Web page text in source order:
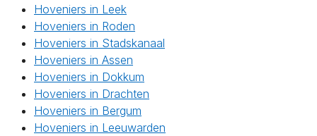
Hoveniers in Leek
Hoveniers in Roden
Hoveniers in Stadskanaal
Hoveniers in Assen
Hoveniers in Dokkum
Hoveniers in Drachten
Hoveniers in Bergum
Hoveniers in Leeuwarden